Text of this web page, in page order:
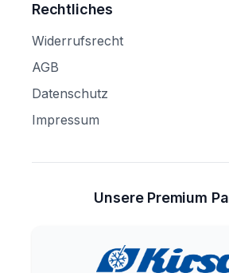
Rechtliches
Widerrufsrecht
AGB
Datenschutz
Impressum
Unsere Premium